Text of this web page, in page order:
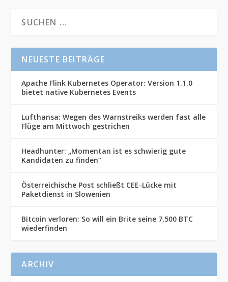
NEUESTE BEITRÄGE
Apache Flink Kubernetes Operator: Version 1.1.0
bietet native Kubernetes Events
Lufthansa: Wegen des Warnstreiks werden fast alle
Flüge am Mittwoch gestrichen
Headhunter: „Momentan ist es schwierig gute
Kandidaten zu finden“
Österreichische Post schließt CEE-Lücke mit
Paketdienst in Slowenien
Bitcoin verloren: So will ein Brite seine 7,500 BTC
wiederfinden
ARCHIV